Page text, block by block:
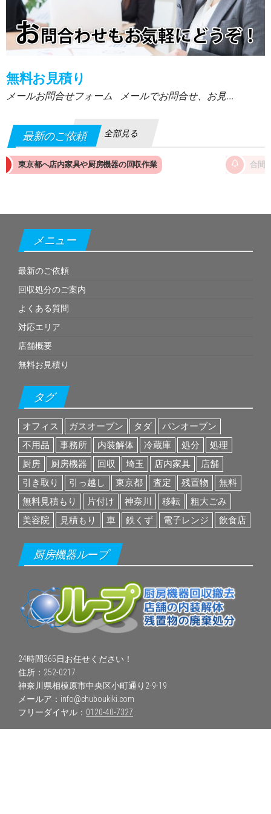
無料お見積り
メールお問合せフォーム メールでお問合せ、お見...
最新のご依頼 全部見る
合間の時間で回収を！埼玉へ店舗片付け
機器の回収作業
メニュー
最新のご依頼
回収処分のご案内
よくある質問
対応エリア
店舗概要
無料お見積り
タグ
オフィス ガスオーブン タダ
パンオーブン
不用品
事務所 内装解体 冷蔵庫 処分
処理
厨房
厨房機器 回収 埼玉 店内家具
店舗
引き取り
引っ越し 東京都 査定 残置物
無料
無料見積もり
片付け 神奈川 移転
粗大ごみ
美容院
見積もり 車 鉄くず 電子レンジ 飲食店
厨房機器ループ
24時間365日お任せください！
住所：252-0217
神奈川県相模原市中央区小町通り2-9-19
メールア：info@chuboukiki.com
フリーダイヤル： 0120-40-7327